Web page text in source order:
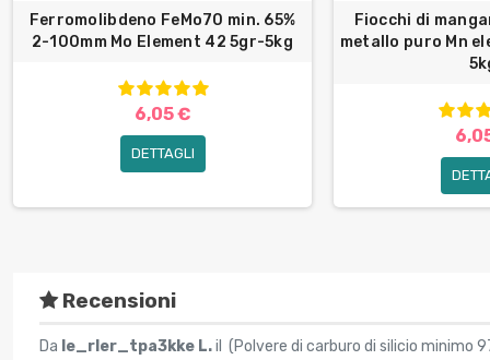
Ferromolibdeno FeMo70 min. 65%
2-100mm Mo Element 42 5gr-5kg
6,05 €
DETTAGLI
Fiocchi di
metallo puro Mn
Recensioni
Da le_rler_tpa3kke L.il (Polvere di carburo di silicio minimo